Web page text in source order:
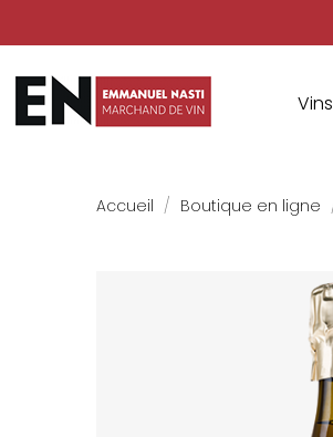
Vins
Accueil Boutique en ligne